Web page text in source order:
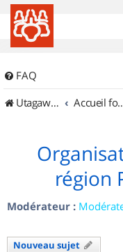
FAQ
UtagawaVTT (Randos VTT et VTTAE avec traces GPS)
région
Modérateur :
Nouveau sujet